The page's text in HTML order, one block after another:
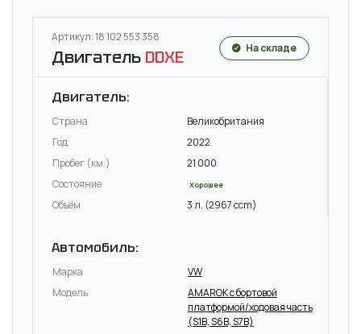
Артикул: 18 102 553 358
Двигатель DDXE На складе
Двигатель:
Страна
Великобритания
Год
2022
Пробег (км.)
21 000
Состояние
Хорошее
Объём 3 л. (2967 ccm)
Автомобиль:
Марка
VW
Модель
AMAROK c бортовой
платформой/ходовая часть
(S1B, S6B, S7B)